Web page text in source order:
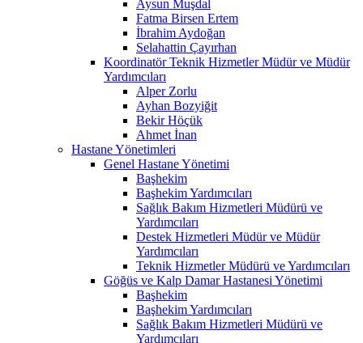
Aysun Muşdal
Fatma Birsen Ertem
İbrahim Aydoğan
Selahattin Çayırhan
Koordinatör Teknik Hizmetler Müdür ve Müdür
Yardımcıları
Alper Zorlu
Ayhan Bozyiğit
Bekir Höçük
Ahmet İnan
Hastane Yönetimleri
Genel Hastane Yönetimi
Başhekim
Başhekim Yardımcıları
Sağlık Bakım Hizmetleri Müdürü ve
Yardımcıları
Destek Hizmetleri Müdür ve Müdür
Yardımcıları
Teknik Hizmetler Müdürü ve Yardımcıları
Göğüs ve Kalp Damar Hastanesi Yönetimi
Başhekim
Başhekim Yardımcıları
Sağlık Bakım Hizmetleri Müdürü ve
Yardımcıları